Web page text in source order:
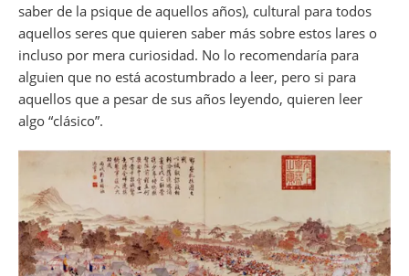
saber de la psique de aquellos años), cultural para todos
aquellos seres que quieren saber más sobre estos lares o
incluso por mera curiosidad. No lo recomendaría para
alguien que no está acostumbrado a leer, pero si para
aquellos que a pesar de sus años leyendo, quieren leer
algo “clásico”.